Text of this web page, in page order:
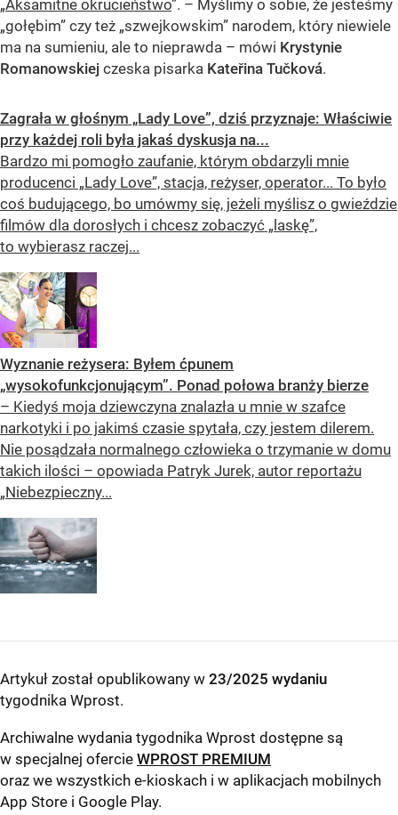
„Aksamitne okrucieństwo”. – Myślimy o sobie, że jesteśmy
„gołębim” czy też „szwejkowskim” narodem, który niewiele
ma na sumieniu, ale to nieprawda – mówi Krystynie
Romanowskiej czeska pisarka Kateřina Tučková.
Zagrała w głośnym „Lady Love”, dziś przyznaje: Właściwie
przy każdej roli była jakaś dyskusja na...
Bardzo mi pomogło zaufanie, którym obdarzyli mnie
producenci „Lady Love”, stacja, reżyser, operator... To było
coś budującego, bo umówmy się, jeżeli myślisz o gwieździe
filmów dla dorosłych i chcesz zobaczyć „laskę”,
to wybierasz raczej...
Wyznanie reżysera: Byłem ćpunem
„wysokofunkcjonującym”. Ponad połowa branży bierze
– Kiedyś moja dziewczyna znalazła u mnie w szafce
narkotyki i po jakimś czasie spytała, czy jestem dilerem.
Nie posądzała normalnego człowieka o trzymanie w domu
takich ilości – opowiada Patryk Jurek, autor reportażu
„Niebezpieczny...
Artykuł został opublikowany w 23/2025 wydaniu
tygodnika Wprost.
Archiwalne wydania tygodnika Wprost dostępne są
w specjalnej ofercie WPROST PREMIUM
oraz we wszystkich e-kioskach i w aplikacjach mobilnych
App Store i Google Play.